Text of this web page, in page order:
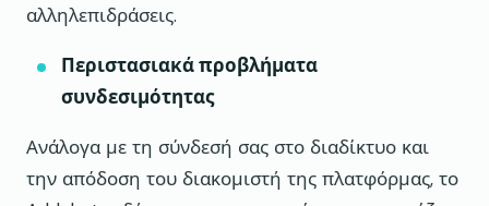
αλληλεπιδράσεις.
Περιστασιακά προβλήματα
συνδεσιμότητας
Ανάλογα με τη σύνδεσή σας στο διαδίκτυο και
την απόδοση του διακομιστή της πλατφόρμας, το